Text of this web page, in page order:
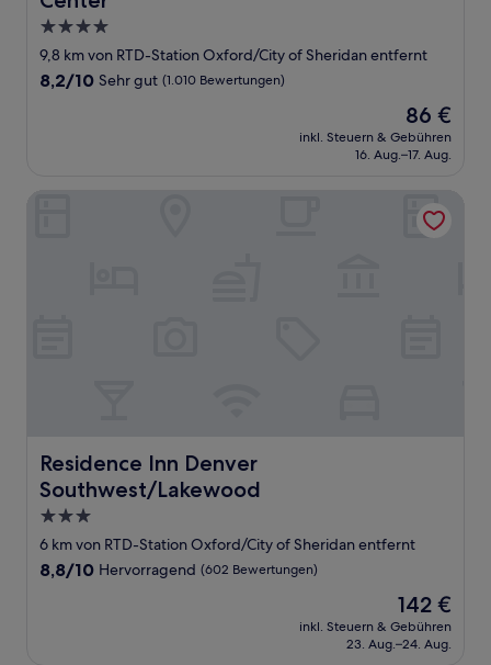
4.0-
Sterne-
Unterkunft
9,8 km von RTD-Station Oxford/City of Sheridan entfernt
8.2
Bewertungen)
8,2/10 Sehr gut (1.010 Bewertungen)
Der
Preis
beträgt
86 €
inkl. Steuern & Gebühren
16. Aug.–17. Aug.
Residence Inn Denver
Southwest/Lakewood
Residence Inn Denver Southwest/Lakewood
3.0-
Sterne-
Unterkunft
6 km von RTD-Station Oxford/City of Sheridan entfernt
8.8
8,8/10 Hervorragend (602 Bewertungen)
Der
Preis
beträgt
142 €
inkl. Steuern & Gebühren
23. Aug.–24. Aug.